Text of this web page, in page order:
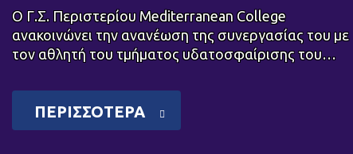
Ο Γ.Σ. Περιστερίου Mediterranean College
ανακοινώνει την ανανέωση της συνεργασίας του με
τον αθλητή του τμήματος υδατοσφαίρισης του…
ΠΕΡΙΣΣΟΤΕΡΑ